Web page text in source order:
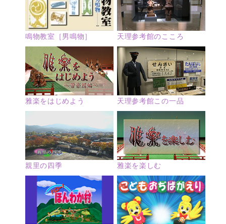
鳴物教室［男鳴物］ 天理参考館のこころ
雅楽をはじめよう 天理参考館この一品
親里の四季 雅楽を楽しむ